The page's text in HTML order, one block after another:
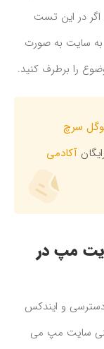
اگر در این تست
سایت به صورت
را برطرف کنید.
سرچ
آکادمی
مپ در
و ایندکس
سایت مپ می